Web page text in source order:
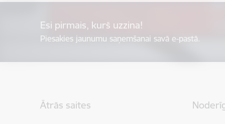
Esi pirmais, kurš uzzina!
Piesakies jaunumu saņemšanai savā e-pastā.
Ātrās saites